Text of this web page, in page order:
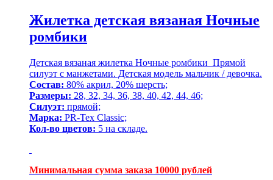
Жилетка детская вязаная Ночные
ромбики
Детская вязаная жилетка Ночные ромбики Прямой
силуэт с манжетами. Детская модель мальчик / девочка.
Состав: 80% акрил, 20% шерсть;
Размеры: 28, 32, 34, 36, 38, 40, 42, 44, 46;
Силуэт: прямой;
Марка: PR-Tex Classic;
Кол-во цветов: 5 на складе.
Минимальная сумма заказа 10000 рублей